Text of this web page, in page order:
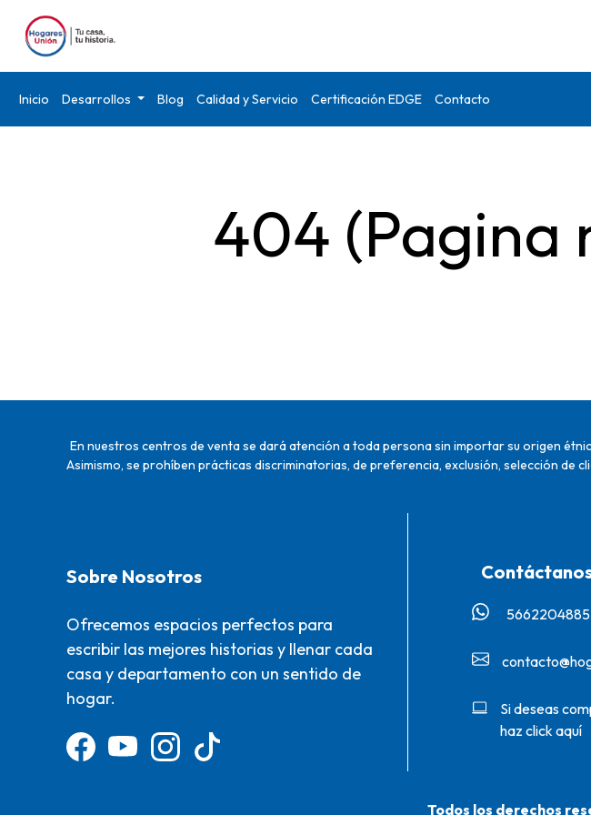
Inicio Desarrollos Blog Calidad y Servicio Certificación EDGE Contacto
404 (Pagina
En nuestros centros de venta se dará atención a toda persona sin importar su origen
Asimismo, se prohíben prácticas discriminatorias, de preferencia, exclusión, selección de
Sobre Nosotros
Ofrecemos espacios perfectos para
escribir las mejores historias y llenar cada
casa y departamento con un sentido de
hogar.
5662204885‬
Si deseas
haz click aquí
Todos los derechos